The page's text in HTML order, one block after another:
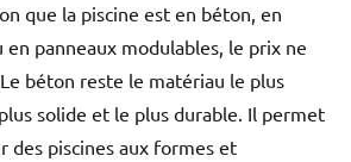
que la piscine est en béton, en
panneaux modulables, le prix ne
béton reste le matériau le plus
solide et le plus durable. Il permet
des piscines aux formes et